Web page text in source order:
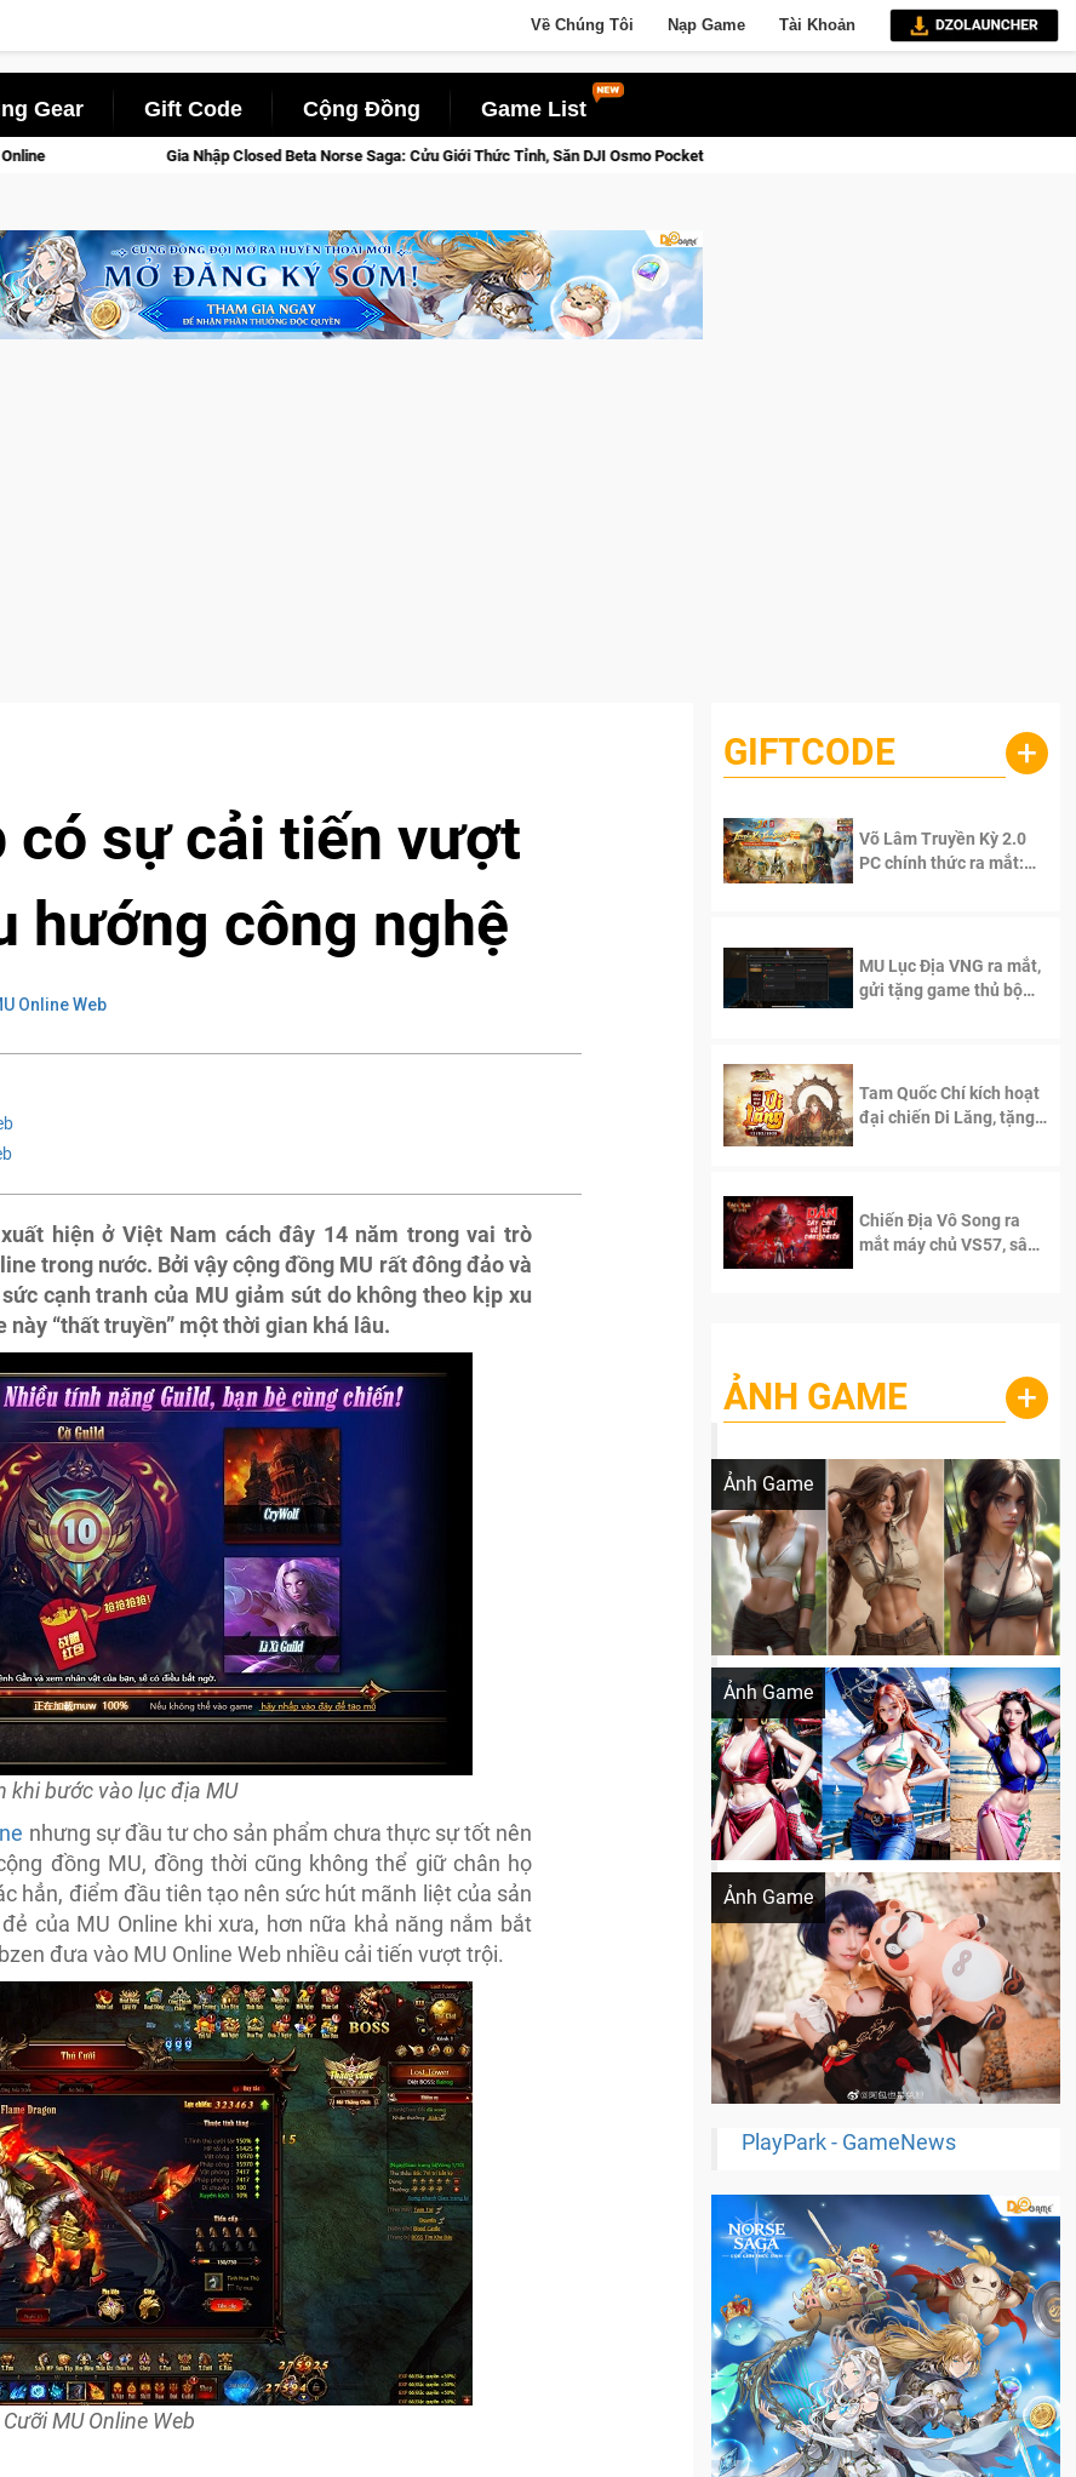
Về Chúng Tôi Nạp Game Tài Khoản
Gear Gift Code Cộng Đồng Game List
Beta Norse Saga: Cửu Giới Thức Tỉnh, Săn DJI Osmo Pocket 3 Ngay Hôm Nay Lineage W – Quyền lực và tài phú sẽ về tay kẻ đoạt
có sự cải tiến vượt
hướng công nghệ
Online Web
hiện ở Việt Nam cách đây 14 năm trong vai trò
trong nước. Bởi vậy cộng đồng MU rất đông đảo và
cạnh tranh của MU giảm sút do không theo kịp xu
“thất truyền” một thời gian khá lâu.
khi bước vào lục địa MU
nhưng sự đầu tư cho sản phẩm chưa thực sự tốt nên
đồng MU, đồng thời cũng không thể giữ chân họ
hẳn, điểm đầu tiên tạo nên sức hút mãnh liệt của sản
của MU Online khi xưa, hơn nữa khả năng nắm bắt
đưa vào MU Online Web nhiều cải tiến vượt trội.
MU Online Web
GIFTCODE +
Võ Lâm Truyền Kỳ 2.0
PC chính thức ra mắt:
MU Lục Địa VNG ra mắt,
gửi tặng game thủ bộ
Tam Quốc Chí kích hoạt
đại chiến Di Lăng, tặng
Chiến Địa Vô Song ra
mắt máy chủ VS57, sân
ẢNH GAME +
Ảnh Game
Lala Croft vừa nóng vừa xinh dưới nét vẽ
Ảnh Game
Khi AI Cosplay gái đẹp One Piece
Ảnh Game
Cosplay Xiangling siêu cute
PlayPark - GameNews